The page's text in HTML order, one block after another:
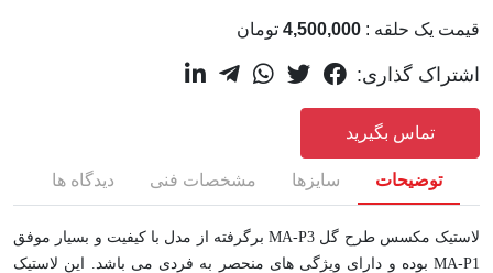
قیمت یک حلقه : 4,500,000 تومان
اشتراک گذاری:
تماس بگیرید
توضیحات سایزها مشخصات فنی دیدگاه ها
لاستیک مکسس طرح گل MA-P3 برگرفته از مدل با کیفیت و بسیار موفق
MA-P1 بوده و دارای ویژگی های منحصر به فردی می باشد. این لاستیک